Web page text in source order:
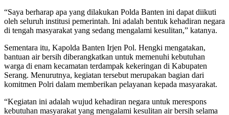
“Saya berharap apa yang dilakukan Polda Banten ini dapat diikuti
oleh seluruh institusi pemerintah. Ini adalah bentuk kehadiran negara
di tengah masyarakat yang sedang mengalami kesulitan,” katanya.
Sementara itu, Kapolda Banten Irjen Pol. Hengki mengatakan,
bantuan air bersih diberangkatkan untuk memenuhi kebutuhan
warga di enam kecamatan terdampak kekeringan di Kabupaten
Serang. Menurutnya, kegiatan tersebut merupakan bagian dari
komitmen Polri dalam memberikan pelayanan kepada masyarakat.
“Kegiatan ini adalah wujud kehadiran negara untuk merespons
kebutuhan masyarakat yang mengalami kesulitan air bersih selama